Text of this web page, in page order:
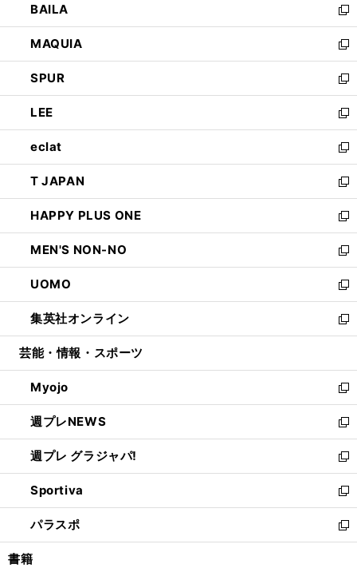
く
ィ
ン
ド
ウ
で
開
く
い
ウ
ィ
ン
ド
ウ
で
開
く
BAILA
新
し
い
ウ
ィ
ン
ド
ウ
で
開
く
MAQUIA
新
し
い
ウ
ィ
ン
ド
ウ
で
開
く
SPUR
新
し
い
ウ
ィ
ン
ド
ウ
で
開
く
LEE
新
し
い
ウ
ィ
ン
ド
ウ
で
開
く
eclat
新
し
い
ウ
ィ
ン
ド
ウ
で
開
く
T JAPAN
新
し
い
ウ
ィ
ン
ド
ウ
で
開
HAPPY PLUS ONE
新
し
い
ウ
ィ
ン
ド
ウ
開
く
MEN'S NON-NO
新
し
い
ウ
ィ
ン
ウ
で
開
く
UOMO
新
し
い
ウ
ン
ド
ウ
で
開
く
集英社オンライン
新
し
ウ
ィ
ン
ド
ウ
で
開
く
芸能・情報・スポーツ
Myojo
新
し
い
ウ
ィ
ン
ド
ウ
で
開
週プレNEWS
新
し
い
ウ
ィ
ン
ド
ウ
週プレ グラジャパ!
新
し
い
ウ
ィ
ン
Sportiva
新
し
い
ウ
パラスポ
新
し
書籍